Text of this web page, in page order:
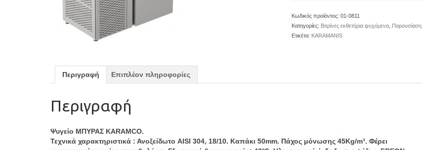
Κωδικός προϊόντος: 01-0811
Κατηγορίες: Βιτρίνες εκθετήρια ψυχόμενα, Παρουσίαση,
Ετικέτα: KARAMANIS
Περιγραφή Επιπλέον πληροφορίες
Περιγραφή
Ψυγείο ΜΠΥΡΑΣ KARAMCO.
Τεχνικά χαρακτηριστικά : Ανοξείδωτο AISI 304, 18/10. Καπάκι 50mm. Πάχος μόνωσης 45Kg/m³. Φέρει